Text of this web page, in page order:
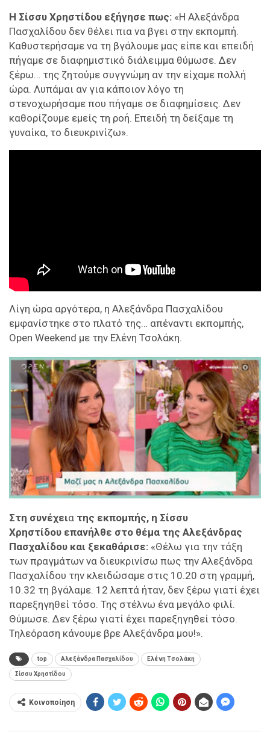
Η Σίσσυ Χρηστίδου εξήγησε πως: «Η Αλεξάνδρα
Πασχαλίδου δεν θέλει πια να βγει στην εκπομπή.
Καθυστερήσαμε να τη βγάλουμε μας είπε και επειδή
πήγαμε σε διαφημιστικό διάλειμμα θύμωσε. Δεν
ξέρω… της ζητούμε συγγνώμη αν την είχαμε πολλή
ώρα. Λυπάμαι αν για κάποιον λόγο τη
στενοχωρήσαμε που πήγαμε σε διαφημίσεις. Δεν
καθορίζουμε εμείς τη ροή. Επειδή τη δείξαμε τη
γυναίκα, το διευκρινίζω».
Λίγη ώρα αργότερα, η Αλεξάνδρα Πασχαλίδου
εμφανίστηκε στο πλατό της… απέναντι εκπομπής,
Open Weekend με την Ελένη Τσολάκη.
Στη συνέχεια της εκπομπής, η Σίσσυ
Χρηστίδου επανήλθε στο θέμα της Αλεξάνδρας
Πασχαλίδου και ξεκαθάρισε: «Θέλω για την τάξη
των πραγμάτων να διευκρινίσω πως την Αλεξάνδρα
Πασχαλίδου την κλειδώσαμε στις 10.20 στη γραμμή,
10.32 τη βγάλαμε. 12 λεπτά ήταν, δεν ξέρω γιατί έχει
παρεξηγηθεί τόσο. Της στέλνω ένα μεγάλο φιλί.
Θύμωσε. Δεν ξέρω γιατί έχει παρεξηγηθεί τόσο.
Τηλεόραση κάνουμε βρε Αλεξάνδρα μου!».
top Αλεξάνδρα Πασχαλίδου Ελένη Τσολάκη
Σίσσυ Χρηστίδου
Κοινοποίηση